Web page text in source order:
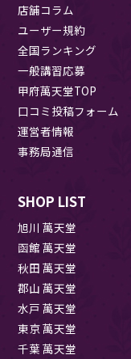
店舗コラム
ユーザー規約
全国ランキング
一般講習応募
甲府萬天堂TOP
口コミ投稿フォーム
運営者情報
事務局通信
SHOP LIST
旭川 萬天堂
函館 萬天堂
秋田 萬天堂
郡山 萬天堂
水戸 萬天堂
東京 萬天堂
千葉 萬天堂